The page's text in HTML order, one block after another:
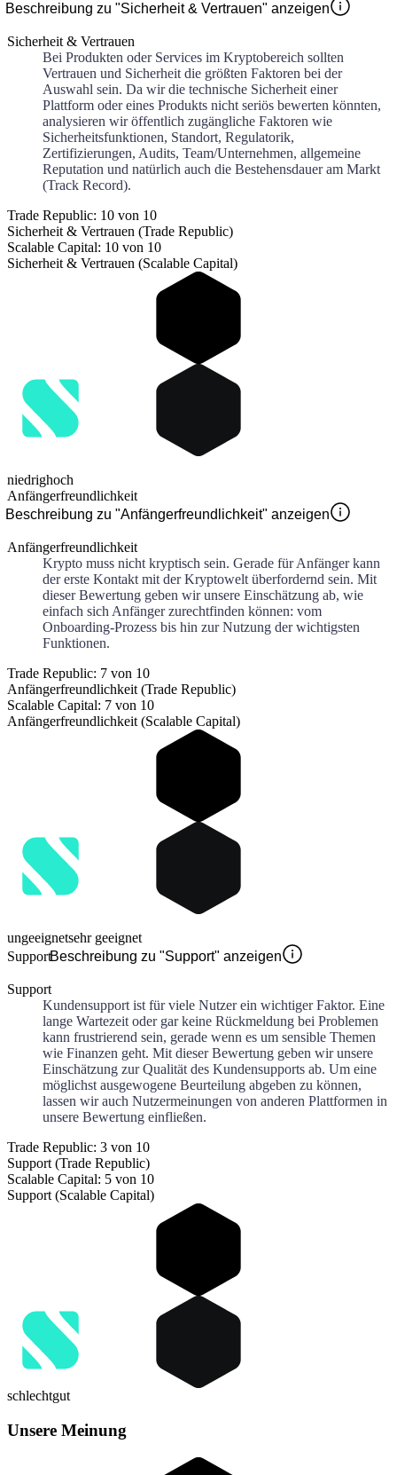
Beschreibung zu "Sicherheit & Vertrauen" anzeigen
Sicherheit & Vertrauen
Bei Produkten oder Services im Kryptobereich sollten
Vertrauen und Sicherheit die größten Faktoren bei der
Auswahl sein. Da wir die technische Sicherheit einer
Plattform oder eines Produkts nicht seriös bewerten könnten,
analysieren wir öffentlich zugängliche Faktoren wie
Sicherheitsfunktionen, Standort, Regulatorik,
Zertifizierungen, Audits, Team/Unternehmen, allgemeine
Reputation und natürlich auch die Bestehensdauer am Markt
(Track Record).
Trade Republic: 10 von 10
Sicherheit & Vertrauen (Trade Republic)
Scalable Capital: 10 von 10
Sicherheit & Vertrauen (Scalable Capital)
niedrighoch
Anfängerfreundlichkeit
Beschreibung zu "Anfängerfreundlichkeit" anzeigen
Anfängerfreundlichkeit
Krypto muss nicht kryptisch sein. Gerade für Anfänger kann
der erste Kontakt mit der Kryptowelt überfordernd sein. Mit
dieser Bewertung geben wir unsere Einschätzung ab, wie
einfach sich Anfänger zurechtfinden können: vom
Onboarding-Prozess bis hin zur Nutzung der wichtigsten
Funktionen.
Trade Republic: 7 von 10
Anfängerfreundlichkeit (Trade Republic)
Scalable Capital: 7 von 10
Anfängerfreundlichkeit (Scalable Capital)
ungeeignetsehr geeignet
SupportBeschreibung zu "Support" anzeigen
Support
Kundensupport ist für viele Nutzer ein wichtiger Faktor. Eine
lange Wartezeit oder gar keine Rückmeldung bei Problemen
kann frustrierend sein, gerade wenn es um sensible Themen
wie Finanzen geht. Mit dieser Bewertung geben wir unsere
Einschätzung zur Qualität des Kundensupports ab. Um eine
möglichst ausgewogene Beurteilung abgeben zu können,
lassen wir auch Nutzermeinungen von anderen Plattformen in
unsere Bewertung einfließen.
Trade Republic: 3 von 10
Support (Trade Republic)
Scalable Capital: 5 von 10
Support (Scalable Capital)
schlechtgut
Unsere Meinung